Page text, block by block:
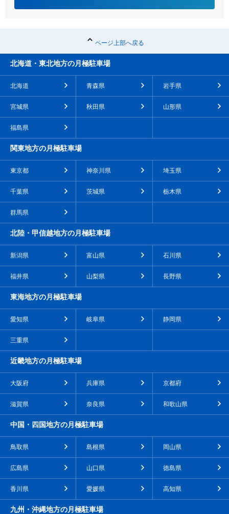
ページ上部へ戻る
北海道・東北地方の月極駐車場
北海道 青森県 岩手県
宮城県 秋田県 山形県
福島県
関東地方の月極駐車場
東京都 神奈川県 埼玉県
千葉県 茨城県 栃木県
群馬県
北陸・甲信越地方の月極駐車場
新潟県 富山県 石川県
福井県 山梨県 長野県
東海地方の月極駐車場
愛知県 岐阜県 静岡県
三重県
近畿地方の月極駐車場
大阪府 兵庫県 京都府
滋賀県 奈良県 和歌山県
中国・四国地方の月極駐車場
鳥取県 島根県 岡山県
広島県 山口県 徳島県
香川県 愛媛県 高知県
九州・沖縄地方の月極駐車場